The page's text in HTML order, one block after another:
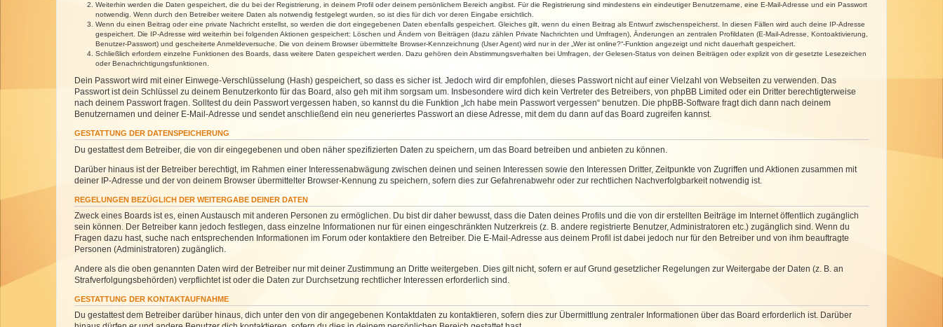
Weiterhin werden die Daten gespeichert, die du bei der Registrierung, in deinem Profil oder deinem persönlichem Bereich angibst. Für die Registrierung sind mindestens ein eindeutiger Benutzername, eine E-Mail-Adresse und ein Passwort
notwendig. Wenn durch den Betreiber weitere Daten als notwendig festgelegt wurden, so ist dies für dich vor deren Eingabe ersichtlich.
Wenn du einen Beitrag oder eine private Nachricht erstellst, so werden die dort eingegebenen Daten ebenfalls gespeichert. Gleiches gilt, wenn du einen Beitrag als Entwurf zwischenspeicherst. In diesen Fällen wird auch deine IP-Adresse
gespeichert. Die IP-Adresse wird weiterhin bei folgenden Aktionen gespeichert: Löschen und Ändern von Beiträgen (dazu zählen Private Nachrichten und Umfragen), Änderungen an zentralen Profildaten (E-Mail-Adresse, Kontoaktivierung,
Benutzer-Passwort) und gescheiterte Anmeldeversuche. Die von deinem Browser übermittelte Browser-Kennzeichnung (User Agent) wird nur in der „Wer ist online?“-Funktion angezeigt und nicht dauerhaft gespeichert.
Schließlich erfordern einzelne Funktionen des Boards, dass weitere Daten gespeichert werden. Dazu gehören dein Abstimmungsverhalten bei Umfragen, der Gelesen-Status von deinen Beiträgen oder explizit von dir gesetzte Lesezeichen
oder Benachrichtigungsfunktionen.
Dein Passwort wird mit einer Einwege-Verschlüsselung (Hash) gespeichert, so dass es sicher ist. Jedoch wird dir empfohlen, dieses Passwort nicht auf einer Vielzahl von Webseiten zu verwenden. Das
Passwort ist dein Schlüssel zu deinem Benutzerkonto für das Board, also geh mit ihm sorgsam um. Insbesondere wird dich kein Vertreter des Betreibers, von phpBB Limited oder ein Dritter berechtigterweise
nach deinem Passwort fragen. Solltest du dein Passwort vergessen haben, so kannst du die Funktion „Ich habe mein Passwort vergessen“ benutzen. Die phpBB-Software fragt dich dann nach deinem
Benutzernamen und deiner E-Mail-Adresse und sendet anschließend ein neu generiertes Passwort an diese Adresse, mit dem du dann auf das Board zugreifen kannst.
GESTATTUNG DER DATENSPEICHERUNG
Du gestattest dem Betreiber, die von dir eingegebenen und oben näher spezifizierten Daten zu speichern, um das Board betreiben und anbieten zu können.
Darüber hinaus ist der Betreiber berechtigt, im Rahmen einer Interessenabwägung zwischen deinen und seinen Interessen sowie den Interessen Dritter, Zeitpunkte von Zugriffen und Aktionen zusammen mit
deiner IP-Adresse und der von deinem Browser übermittelter Browser-Kennung zu speichern, sofern dies zur Gefahrenabwehr oder zur rechtlichen Nachverfolgbarkeit notwendig ist.
REGELUNGEN BEZÜGLICH DER WEITERGABE DEINER DATEN
Zweck eines Boards ist es, einen Austausch mit anderen Personen zu ermöglichen. Du bist dir daher bewusst, dass die Daten deines Profils und die von dir erstellten Beiträge im Internet öffentlich zugänglich
sein können. Der Betreiber kann jedoch festlegen, dass einzelne Informationen nur für einen eingeschränkten Nutzerkreis (z. B. andere registrierte Benutzer, Administratoren etc.) zugänglich sind. Wenn du
Fragen dazu hast, suche nach entsprechenden Informationen im Forum oder kontaktiere den Betreiber. Die E-Mail-Adresse aus deinem Profil ist dabei jedoch nur für den Betreiber und von ihm beauftragte
Personen (Administratoren) zugänglich.
Andere als die oben genannten Daten wird der Betreiber nur mit deiner Zustimmung an Dritte weitergeben. Dies gilt nicht, sofern er auf Grund gesetzlicher Regelungen zur Weitergabe der Daten (z. B. an
Strafverfolgungsbehörden) verpflichtet ist oder die Daten zur Durchsetzung rechtlicher Interessen erforderlich sind.
GESTATTUNG DER KONTAKTAUFNAHME
Du gestattest dem Betreiber darüber hinaus, dich unter den von dir angegebenen Kontaktdaten zu kontaktieren, sofern dies zur Übermittlung zentraler Informationen über das Board erforderlich ist. Darüber